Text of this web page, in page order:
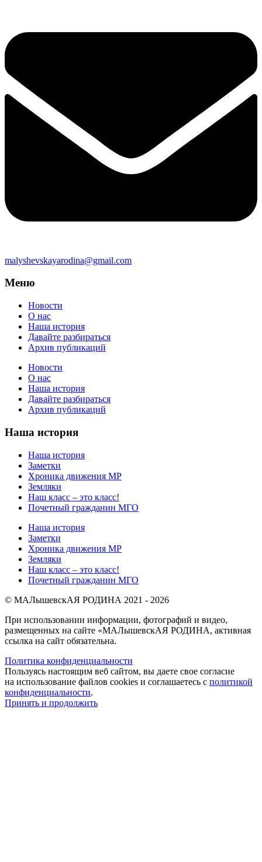
malyshevskayarodina@gmail.com
Меню
Новости
О нас
Наша история
Давайте разбираться
Архив публикаций
Новости
О нас
Наша история
Давайте разбираться
Архив публикаций
Наша история
Наша история
Заметки
Хроника движения МР
Земляки
Наш класс – это класс!
Почетный гражданин МГО
Наша история
Заметки
Хроника движения МР
Земляки
Наш класс – это класс!
Почетный гражданин МГО
© МАЛышевскАЯ РОДИНА 2021 - 2026
При использовании информации, фотографий и видео,
размещенных на сайте «МАЛышевскАЯ РОДИНА, активная
ссылка на сайт обязательна.
Политика конфиденциальности
Пользуясь настоящим веб сайтом, вы даете свое согласие
на использование файлов cookies и соглашаетесь с политикой
конфиденциальности.
Принять и продолжить